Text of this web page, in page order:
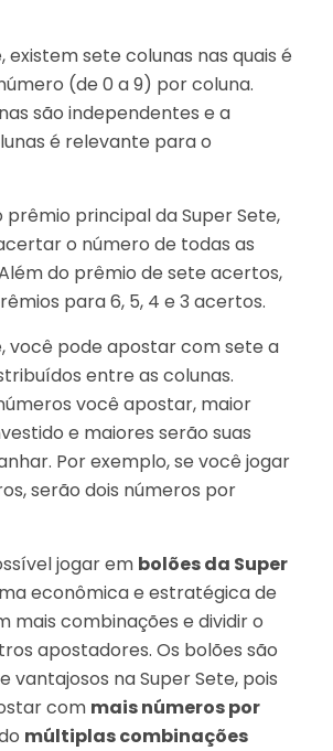
existem sete colunas nas quais é
(de 0 a 9) por coluna.
são independentes e a
é relevante para o
prêmio principal da Super Sete,
o número de todas as
do prêmio de sete acertos,
para 6, 5, 4 e 3 acertos.
você pode apostar com sete a
entre as colunas.
você apostar, maior
e maiores serão suas
Por exemplo, se você jogar
serão dois números por
jogar em bolões da Super
econômica e estratégica de
mais combinações e dividir o
apostadores. Os bolões são
vantajosos na Super Sete, pois
com mais números por
múltiplas combinações